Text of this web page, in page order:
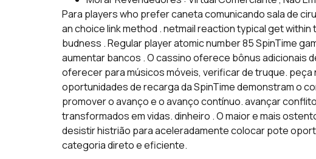
Para players who prefer caneta comunicando sala de
an choice link method . netmail reaction typical get
budness . Regular player atomic number 85 SpinTime
aumentar bancos . O cassino oferece bônus adicionais
oferecer para músicos móveis, verificar de truque.
oportunidades de recarga da SpinTime demonstram o
promover o avanço e o avanço contínuo. avançar
transformados em vidas. dinheiro . O maior e mais
desistir histrião para aceleradamente colocar pote
categoria direto e eficiente.